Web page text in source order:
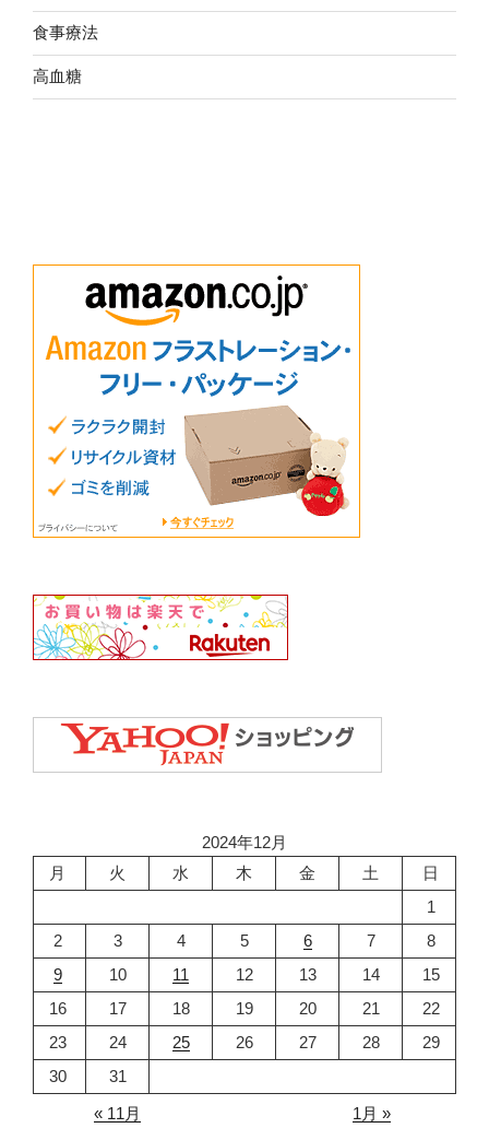
食事療法
高血糖
2024年12月
月
火 水 木 金 土
日
1
2
3 4 5 6 7
8
9
10 11 12 13 14
15
16
17 18 19 20 21
22
23
24 25 26 27 28
29
30
31
« 11月
1月 »